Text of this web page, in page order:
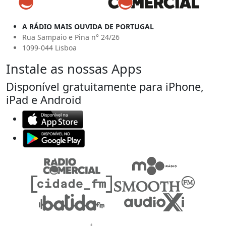
A RÁDIO MAIS OUVIDA DE PORTUGAL
Rua Sampaio e Pina n° 24/26
1099-044 Lisboa
Instale as nossas Apps
Disponível gratuitamente para iPhone,
iPad e Android